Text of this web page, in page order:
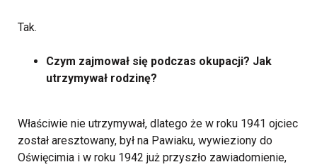
Tak.
Czym zajmował się podczas okupacji? Jak
utrzymywał rodzinę?
Właściwie nie utrzymywał, dlatego że w roku 1941 ojciec
został aresztowany, był na Pawiaku, wywieziony do
Oświęcimia i w roku 1942 już przyszło zawiadomienie,